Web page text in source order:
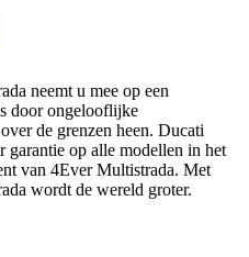
neemt u mee op een
door ongelooflijke
de grenzen heen. Ducati
garantie op alle modellen in het
van 4Ever Multistrada. Met
wordt de wereld groter.